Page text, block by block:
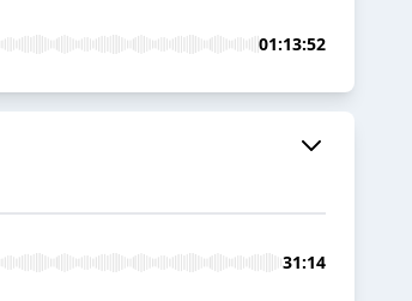
01:13:52
31:14